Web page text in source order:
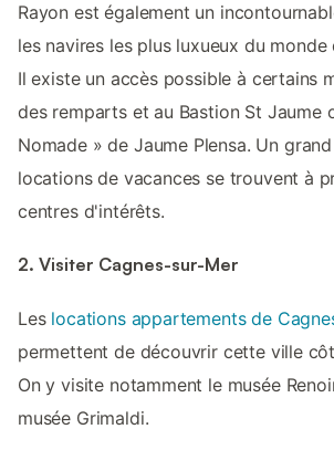
Rayon est également un
les navires les plus luxueux du monde
Il existe un accès possible à certains
des remparts et au Bastion St Jaume
Nomade » de Jaume Plensa. Un
locations de vacances se trouvent à
centres d'intérêts.
2. Visiter Cagnes-sur-Mer
Les locations appartements de
permettent de découvrir cette ville
On y visite notamment le musée
musée Grimaldi.